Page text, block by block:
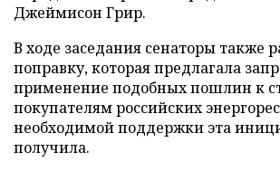
Джеймисон Грир.
В ходе заседания сенаторы также
поправку, которая предлагала
применение подобных пошлин к
покупателям российских
необходимой поддержки эта
получила.